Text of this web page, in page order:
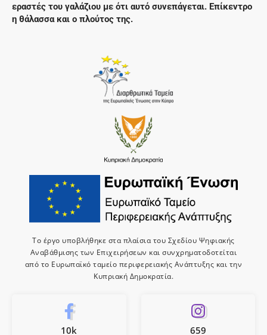
εραστές του γαλάζιου με ότι αυτό συνεπάγεται. Επίκεντρο
η θάλασσα και ο πλούτος της.
Το έργο υποβλήθηκε στα πλαίσια του Σχεδίου Ψηφιακής
Αναβάθμισης των Επιχειρήσεων και συνχρηματοδοτείται
από το Ευρωπαϊκό ταμείο περιφερειακής Ανάπτυξης και την
Κυπριακή Δημοκρατία.
10k 659